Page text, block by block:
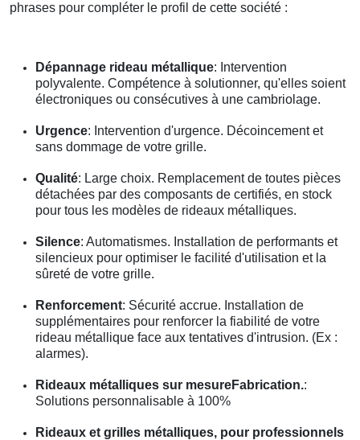
phrases pour compléter le profil de cette société :
Dépannage rideau métallique: Intervention
polyvalente. Compétence à solutionner, qu'elles soient
électroniques ou consécutives à une cambriolage.
Urgence: Intervention d'urgence. Décoincement et
sans dommage de votre grille.
Qualité: Large choix. Remplacement de toutes pièces
détachées par des composants de certifiés, en stock
pour tous les modèles de rideaux métalliques.
Silence: Automatismes. Installation de performants et
silencieux pour optimiser le facilité d'utilisation et la
sûreté de votre grille.
Renforcement: Sécurité accrue. Installation de
supplémentaires pour renforcer la fiabilité de votre
rideau métallique face aux tentatives d'intrusion. (Ex :
alarmes).
Rideaux métalliques sur mesureFabrication.:
Solutions personnalisable à 100%
Rideaux et grilles métalliques, pour professionnels